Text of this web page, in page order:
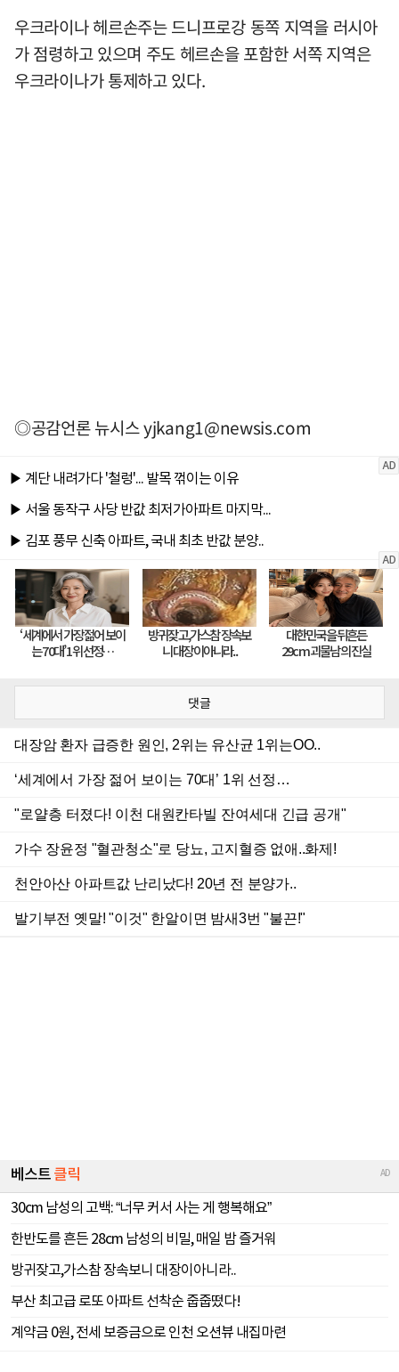
우크라이나 헤르손주는 드니프로강 동쪽 지역을 러시아
가 점령하고 있으며 주도 헤르손을 포함한 서쪽 지역은
우크라이나가 통제하고 있다.
◎공감언론 뉴시스yjkang1@newsis.com
댓글